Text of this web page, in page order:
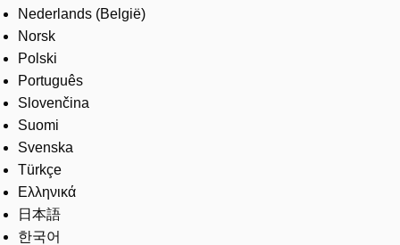
Nederlands (België)
Norsk
Polski
Português
Slovenčina
Suomi
Svenska
Türkçe
Ελληνικά
日本語
한국어